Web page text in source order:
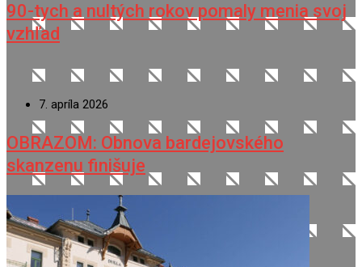
90-tych a nultých rokov pomaly menia svoj
vzhľad
7. apríla 2026
OBRAZOM: Obnova bardejovského
skanzenu finišuje